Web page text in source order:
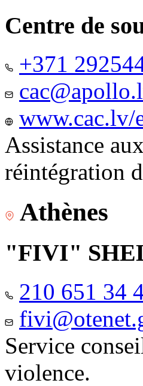
Centre de
+371
www.cac.lv/
Assistance
réintégration
Athènes
"FIVI"
210 651 34
Service
violence.